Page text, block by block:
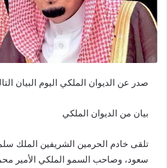
صدر عن الديوان الملكي اليوم البيان
بيان من الديوان الملكي
تلقى خادم الحرمين الشريفين الملك
سعود، وصاحب السمو الملكي الأمير